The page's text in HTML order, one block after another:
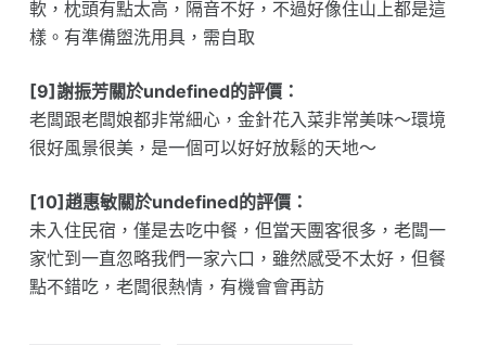
軟，枕頭有點太高，隔音不好，不過好像住山上都是這
樣。有準備盥洗用具，需自取
[9]謝振芳關於undefined的評價：
老闆跟老闆娘都非常細心，金針花入菜非常美味～環境
很好風景很美，是一個可以好好放鬆的天地～
[10]趙惠敏關於undefined的評價：
未入住民宿，僅是去吃中餐，但當天團客很多，老闆一
家忙到一直忽略我們一家六口，雖然感受不太好，但餐
點不錯吃，老闆很熱情，有機會會再訪